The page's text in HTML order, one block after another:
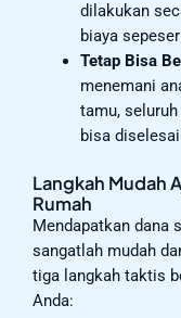
dilakukan
biaya
Tetap Bisa
menemani
tamu,
bisa
Langkah Mudah
Rumah
Mendapatkan dana
sangatlah mudah
tiga langkah taktis
Anda: